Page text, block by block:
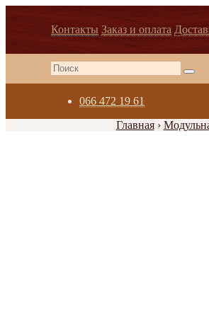
Контакты Заказ и оплата
066 472 19 61
Главная›